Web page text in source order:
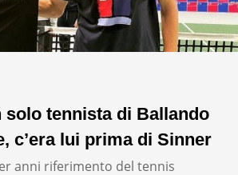
solo tennista di Ballando
c’era lui prima di Sinner
anni riferimento del tennis